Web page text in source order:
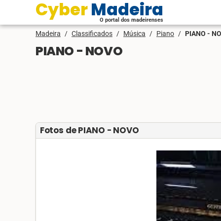
Cyber Madeira
O portal dos madeirenses
Madeira / Classificados / Música / Piano / PIANO -
PIANO - NOVO
Fotos de PIANO - NOVO